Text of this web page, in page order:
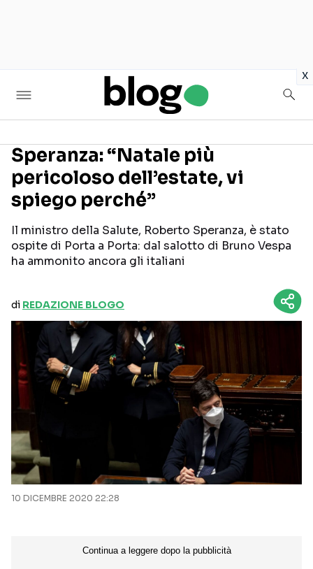
x
Seguici sui social
Speranza: “Natale più
pericoloso dell’estate, vi
spiego perché”
Il ministro della Salute, Roberto Speranza, è stato
ospite di Porta a Porta: dal salotto di Bruno Vespa
ha ammonito ancora gli italiani
di REDAZIONE BLOGO
10 DICEMBRE 2020 22:28